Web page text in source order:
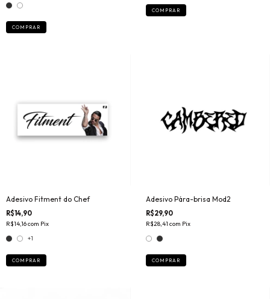
COMPRAR
COMPRAR
Adesivo Fitment do Chef
R$14,90
R$14,16com Pix
+1
COMPRAR
Adesivo Pára-brisa Mod2
R$29,90
R$28,41 com Pix
COMPRAR